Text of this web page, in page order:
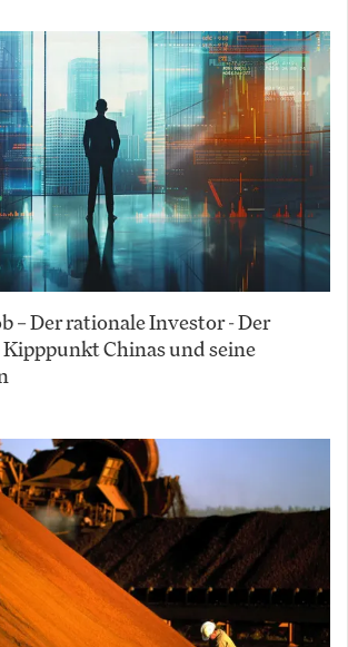
– Der rationale Investor - Der
Chinas und seine